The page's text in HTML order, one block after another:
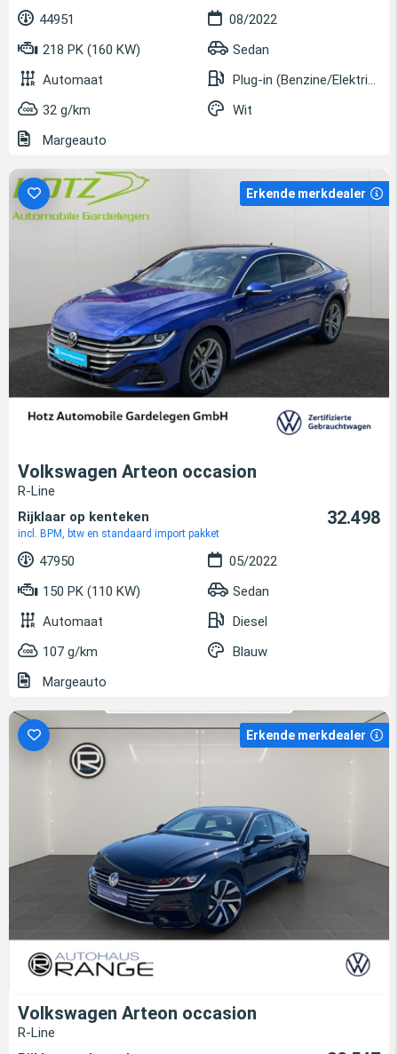
44951
08/2022
218 PK (160 KW)
Sedan
Automaat
Plug-in (Benzine/Elektrisch)
32 g/km
Wit
Margeauto
Erkende merkdealer
Volkswagen Arteon occasion
R-Line
Rijklaar op kenteken
incl. BPM, btw en standaard import pakket
32.498
47950
05/2022
150 PK (110 KW)
Sedan
Automaat
Diesel
107 g/km
Blauw
Margeauto
Erkende merkdealer
Volkswagen Arteon occasion
R-Line